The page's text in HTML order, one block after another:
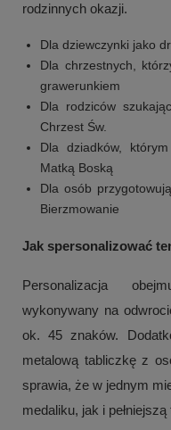
rodzinnych okazji.
Dla dziewczynki jako
Dla chrzestnych,
grawerunkiem
Dla rodziców
Chrzest Św.
Dla dziadków,
Matką Boską
Dla osób
Bierzmowanie
Jak spersonalizować
Personalizacja
wykonywany na
ok. 45 znaków.
metalową tabliczkę z
sprawia, że w jednym
medaliku, jak i